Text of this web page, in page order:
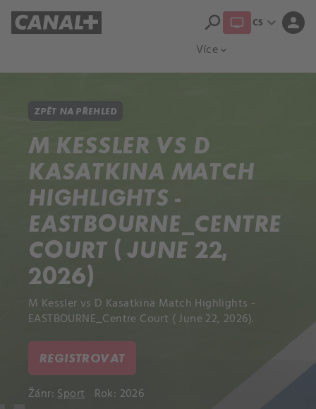
Více expand_more
search CS expand_more person
ZPĚT NA PŘEHLED
M KESSLER VS D
KASATKINA MATCH
HIGHLIGHTS -
EASTBOURNE_CENTRE
COURT ( JUNE 22,
2026)
M Kessler vs D Kasatkina Match Highlights -
EASTBOURNE_Centre Court ( June 22, 2026).
REGISTROVAT
Žánr:Sport Rok: 2026